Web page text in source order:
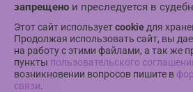
запрещено и преследуется в
Этот сайт используетcookieдля
Продолжая использовать сайт, вы
на работу с этими файлами, а так же
пункты пользовательского
возникновении вопросов пишите в
связи.